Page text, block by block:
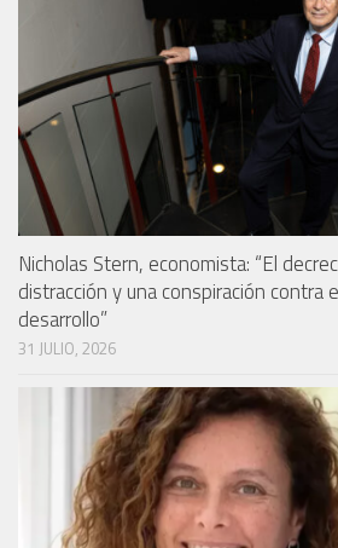
Nicholas Stern, economista: “El
distracción y una conspiración contra
desarrollo”
31 JULIO, 2026